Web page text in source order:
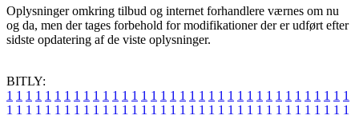
Oplysninger omkring tilbud og internet forhandlere værnes om nu
og da, men der tages forbehold for modifikationer der er udført efter
sidste opdatering af de viste oplysninger.
BITLY:
1 1 1 1 1 1 1 1 1 1 1 1 1 1 1 1 1 1 1 1 1 1 1 1 1 1 1 1 1 1 1 1 1 1 1 1
1 1 1 1 1 1 1 1 1 1 1 1 1 1 1 1 1 1 1 1 1 1 1 1 1 1 1 1 1 1 1 1 1 1 1 1